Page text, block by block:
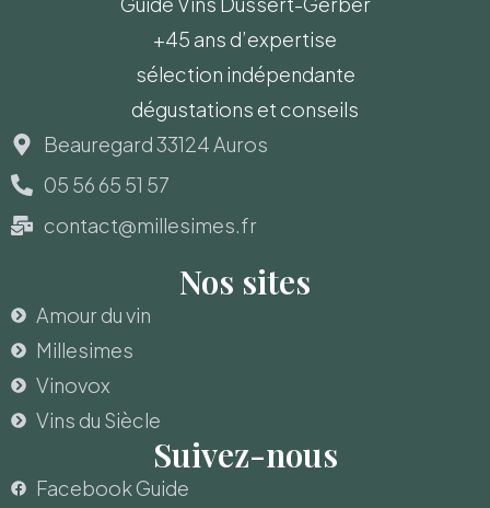
+45 ans d’expertise
sélection indépendante
dégustations et conseils
Beauregard 33124 Auros
05 56 65 51 57
contact@millesimes.fr
Nos sites
Amour du vin
Millesimes
Vinovox
Vins du Siècle
Suivez-nous
Facebook Guide